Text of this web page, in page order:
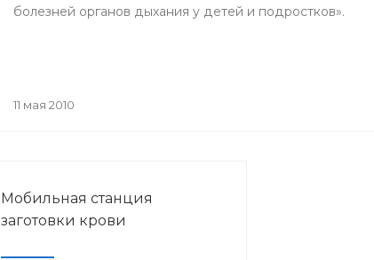
болезней органов дыхания у детей и подростков».
11 мая 2010
Мобильная станция
заготовки крови